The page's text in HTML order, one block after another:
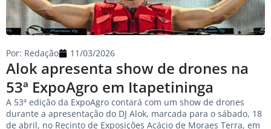
Alok apresenta show de drones na
53ª ExpoAgro em Itapetininga
Por: Redação 11/03/2026
A 53ª edição da ExpoAgro contará com um show de drones
durante a apresentação do DJ Alok, marcada para o sábado, 18
de abril, no Recinto de Exposições Acácio de Moraes Terra, em